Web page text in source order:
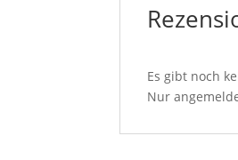
Es gibt noch
Nur